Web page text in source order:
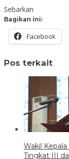
Sebarkan
Bagikan ini:
Facebook
Pos terkait
Wakil
Tingkat III